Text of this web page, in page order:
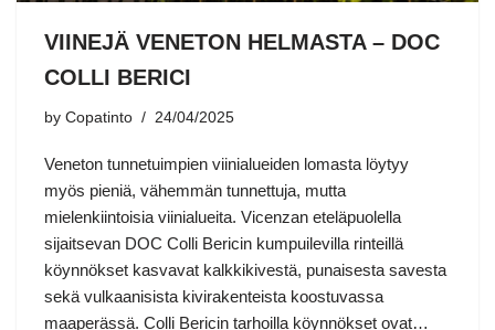
VIINEJÄ VENETON HELMASTA – DOC
COLLI BERICI
by Copatinto 24/04/2025
Veneton tunnetuimpien viinialueiden lomasta löytyy
myös pieniä, vähemmän tunnettuja, mutta
mielenkiintoisia viinialueita. Vicenzan eteläpuolella
sijaitsevan DOC Colli Bericin kumpuilevilla rinteillä
köynnökset kasvavat kalkkikivestä, punaisesta savesta
sekä vulkaanisista kivirakenteista koostuvassa
maaperässä. Colli Bericin tarhoilla köynnökset ovat…